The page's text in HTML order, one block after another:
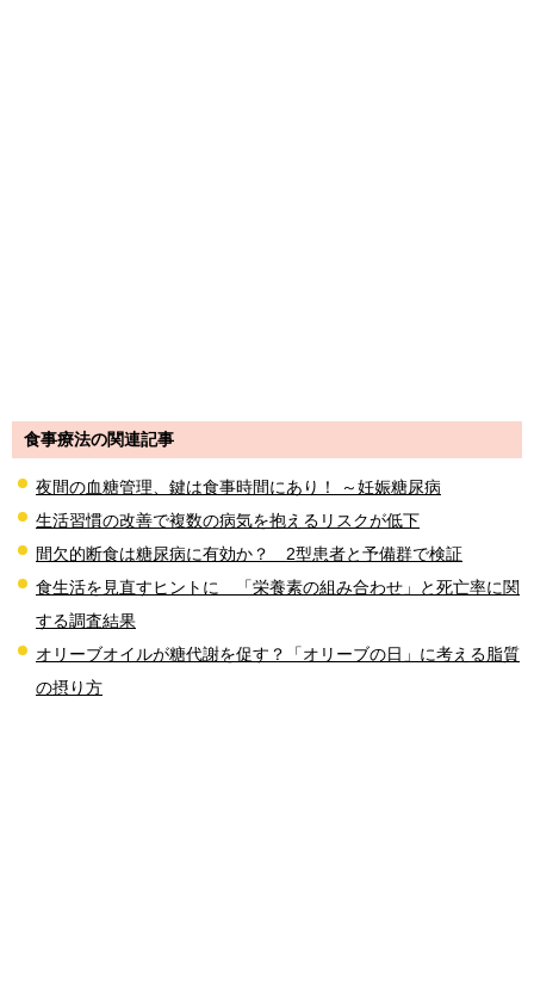
食事療法の関連記事
夜間の血糖管理、鍵は食事時間にあり！ ～妊娠糖尿病
生活習慣の改善で複数の病気を抱えるリスクが低下
間欠的断食は糖尿病に有効か？ 2型患者と予備群で検証
食生活を見直すヒントに 「栄養素の組み合わせ」と死亡率に関
する調査結果
オリーブオイルが糖代謝を促す？「オリーブの日」に考える脂質
の摂り方